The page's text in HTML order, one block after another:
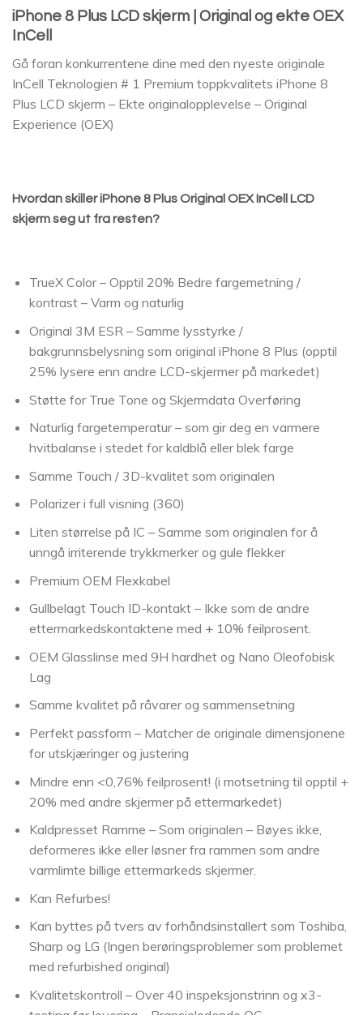
iPhone 8 Plus LCD skjerm | Original og ekte OEX
InCell
Gå foran konkurrentene dine med den nyeste originale
InCell Teknologien # 1 Premium toppkvalitets iPhone 8
Plus LCD skjerm – Ekte originalopplevelse – Original
Experience (OEX)
Hvordan skiller iPhone 8 Plus Original OEX InCell LCD
skjerm seg ut fra resten?
TrueX Color – Opptil 20% Bedre fargemetning /
kontrast – Varm og naturlig
Original 3M ESR – Samme lysstyrke /
bakgrunnsbelysning som original iPhone 8 Plus (opptil
25% lysere enn andre LCD-skjermer på markedet)
Støtte for True Tone og Skjermdata Overføring
Naturlig fargetemperatur – som gir deg en varmere
hvitbalanse i stedet for kaldblå ​​eller blek farge
Samme Touch / 3D-kvalitet som originalen
Polarizer i full visning (360)
Liten størrelse på IC – Samme som originalen for å
unngå irriterende trykkmerker og gule flekker
Premium OEM Flexkabel
Gullbelagt Touch ID-kontakt – Ikke som de andre
ettermarkedskontaktene med + 10% feilprosent.
OEM Glasslinse med 9H hardhet og Nano Oleofobisk
Lag
Samme kvalitet på råvarer og sammensetning
Perfekt passform – Matcher de originale dimensjonene
for utskjæringer og justering
Mindre enn <0,76% feilprosent! (i motsetning til opptil +
20% med andre skjermer på ettermarkedet)
Kaldpresset Ramme – Som originalen – Bøyes ikke,
deformeres ikke eller løsner fra rammen som andre
varmlimte billige ettermarkeds skjermer.
Kan Refurbes!
Kan byttes på tvers av forhåndsinstallert som Toshiba,
Sharp og LG (Ingen berøringsproblemer som problemet
med refurbished original)
Kvalitetskontroll – Over 40 inspeksjonstrinn og x3-